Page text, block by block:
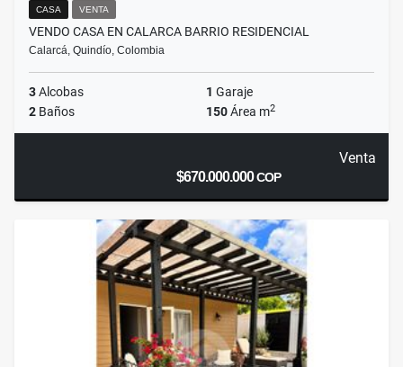
CASA VENTA
VENDO CASA EN CALARCA BARRIO RESIDENCIAL
Calarcá, Quindío, Colombia
3Alcobas 1 Garaje
2 Baños 150Área m2
Venta
$670.000.000COP